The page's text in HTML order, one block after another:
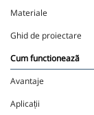
Materiale
Ghid de proiectare
Cum functioneazã
Avantaje
Aplicații